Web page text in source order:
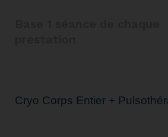
Cryo Corps Entier +